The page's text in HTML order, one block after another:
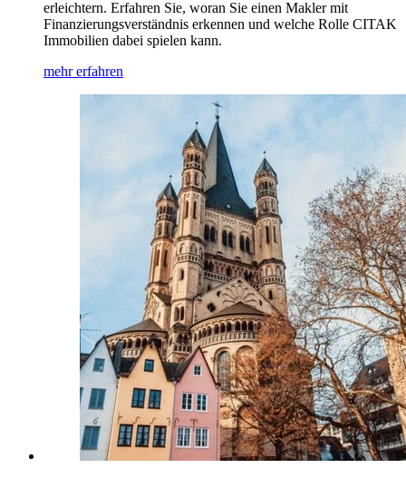
erleichtern. Erfahren Sie, woran Sie einen Makler mit
Finanzierungsverständnis erkennen und welche Rolle CITAK
Immobilien dabei spielen kann.
mehr erfahren